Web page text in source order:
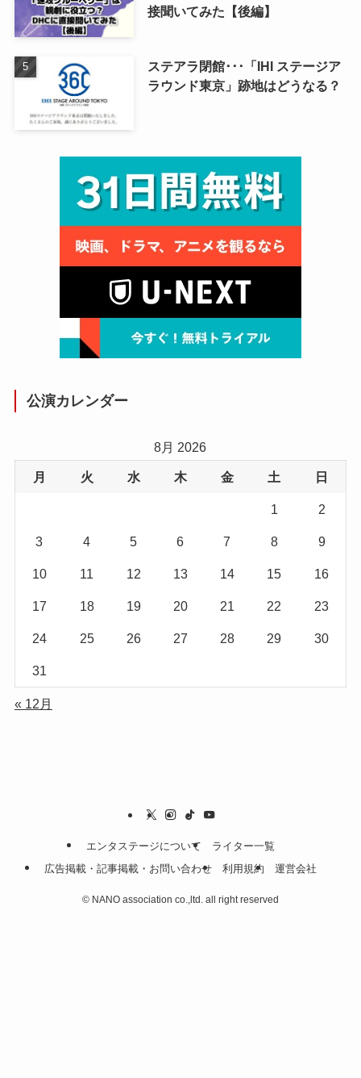
接聞いてみた【後編】
ステアラ閉館･･･「IHI ステージア
ラウンド東京」跡地はどうなる？
公演カレンダー
8月 2026
月 火 水 木 金 土 日
1 2
3 4 5 6 7 8 9
10 11 12 13 14 15 16
17 18 19 20 21 22 23
24 25 26 27 28 29 30
31
« 12月
エンタステージについて
ライター一覧
広告掲載・記事掲載・お問い合わせ
利用規約 運営会社
© NANO association co.,ltd. all right reserved